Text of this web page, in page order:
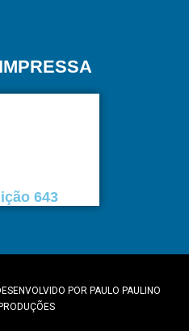
643
POR PAULO PAULINO